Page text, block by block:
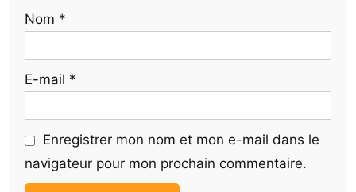
Nom *
E-mail *
Enregistrer mon nom et mon e-mail dans le
navigateur pour mon prochain commentaire.